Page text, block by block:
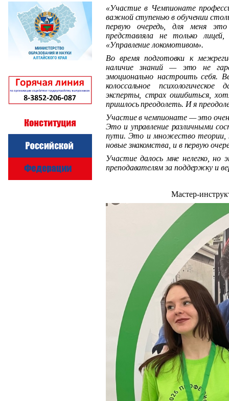
«Участие в Чемпионате
важной ступенью в обучении
первую очередь, для меня
представляла не только
«Управление локомотивом».
Во время подготовки к
наличие знаний — это не
эмоционально настроить себя.
колоссальное
эксперты, страх ошибиться,
пришлось преодолеть. И я
Участие в чемпионате — это
Это и управление различными
пути. Это и множество теории,
новые знакомства, и в первую
Участие далось мне нелегко,
преподавателям за поддержку и
Мастер-